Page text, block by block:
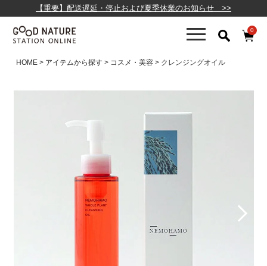
【重要】配送遅延・停止および夏季休業のお知らせ >>
0
HOME アイテムから探す コスメ・美容 クレンジングオイル